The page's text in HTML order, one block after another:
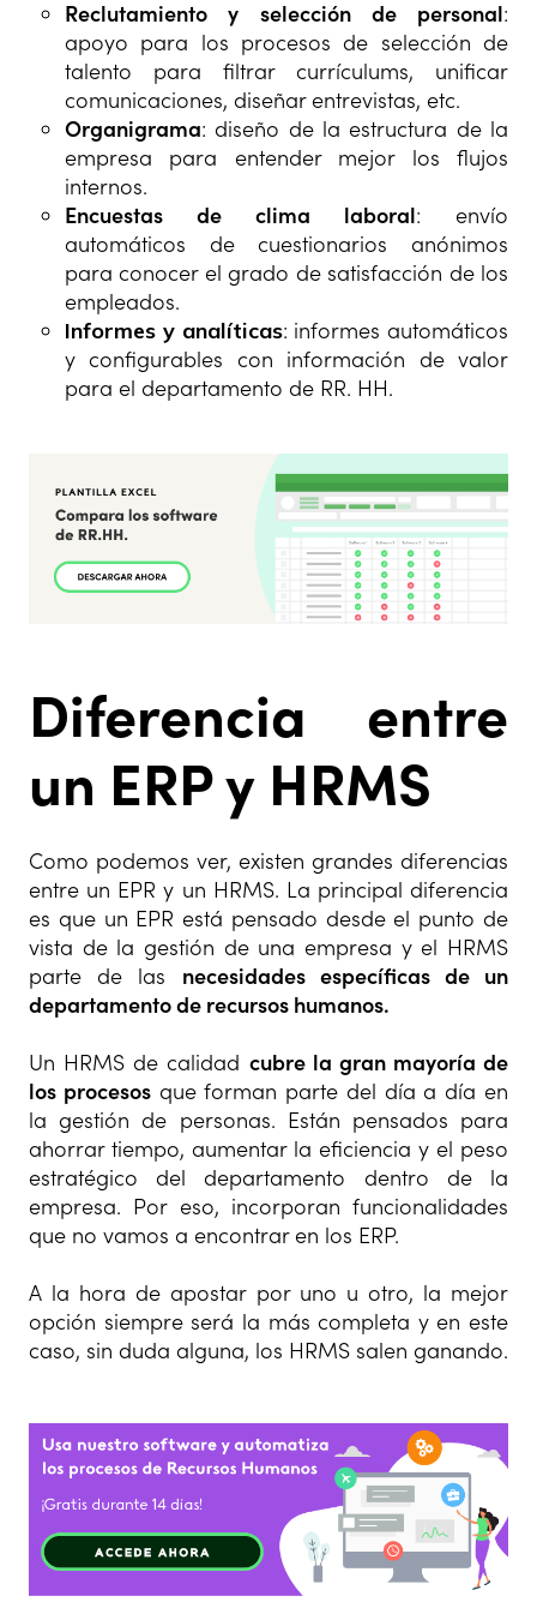
Reclutamiento y selección de personal:
apoyo para los procesos de selección de
talento para filtrar currículums, unificar
comunicaciones, diseñar entrevistas, etc.
Organigrama: diseño de la estructura de la
empresa para entender mejor los flujos
internos.
Encuestas de clima laboral: envío
automáticos de cuestionarios anónimos
para conocer el grado de satisfacción de los
empleados.
Informes y analíticas: informes automáticos
y configurables con información de valor
para el departamento de RR. HH.
Diferencia entre
un ERP y HRMS
Como podemos ver, existen grandes diferencias
entre un EPR y un HRMS. La principal diferencia
es que un EPR está pensado desde el punto de
vista de la gestión de una empresa y el HRMS
parte de las necesidades específicas de un
departamento de recursos humanos.
Un HRMS de calidad cubre la gran mayoría de
los procesosque forman parte del día a día en
la gestión de personas. Están pensados para
ahorrar tiempo, aumentar la eficiencia y el peso
estratégico del departamento dentro de la
empresa. Por eso, incorporan funcionalidades
que no vamos a encontrar en los ERP.
A la hora de apostar por uno u otro, la mejor
opción siempre será la más completa y en este
caso, sin duda alguna, los HRMS salen ganando.